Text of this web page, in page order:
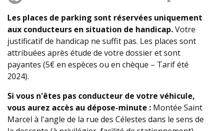
Les places de parking sont réservées uniquement
aux conducteurs en situation de handicap.Votre
justificatif de handicap ne suffit pas. Les places sont
attribuées après étude de votre dossier et sont
payantes (5€ en espèces ou en chèque – Tarif été
2024).
Si vous n'êtes pas conducteur de votre véhicule,
vous aurez accès au dépose-minute : Montée Saint
Marcel à l'angle de la rue des Célestes dans le sens de